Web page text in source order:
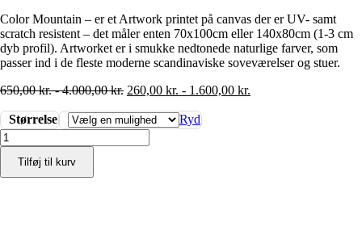
Color Mountain – er et Artwork printet på canvas der er UV- samt
scratch resistent – det måler enten 70x100cm eller 140x80cm (1-3 cm
dyb profil). Artworket er i smukke nedtonede naturlige farver, som
passer ind i de fleste moderne scandinaviske soveværelser og stuer.
650,00kr.-4.000,00kr. 260,00 kr. - 1.600,00 kr.
Størrelse
Ryd
Color
Mountain
(Storformat
-
Tilføj til kurv